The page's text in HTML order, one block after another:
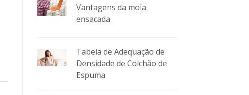
Vantagens da mola
ensacada
Tabela de Adequação de
Densidade de Colchão de
Espuma